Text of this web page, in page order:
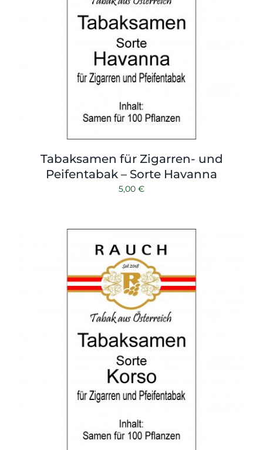
Tabaksamen für Zigarren- und
Peifentabak – Sorte Havanna
5,00 €